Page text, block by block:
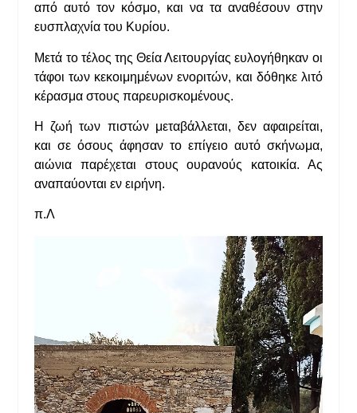
από αυτό τον κόσμο, και να τα αναθέσουν στην
ευσπλαχνία του Κυρίου.
Μετά το τέλος της Θεία Λειτουργίας ευλογήθηκαν οι
τάφοι των κεκοιμημένων ενοριτών, και δόθηκε λιτό
κέρασμα στους παρευρισκομένους.
Η ζωή των πιστών μεταβάλλεται, δεν αφαιρείται,
και σε όσους άφησαν το επίγειο αυτό σκήνωμα,
αιώνια παρέχεται στους ουρανούς κατοικία. Ας
αναπαύονται εν ειρήνη.
π.Λ